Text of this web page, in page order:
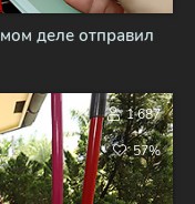
деле отправил
1 687
57%